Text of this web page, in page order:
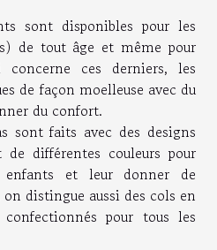
sont disponibles pour les
de tout âge et même pour
ces derniers, les
de façon moelleuse avec du
du confort.
sont faits avec des designs
de différentes couleurs pour
et leur donner de
distingue aussi des cols en
pour tous les